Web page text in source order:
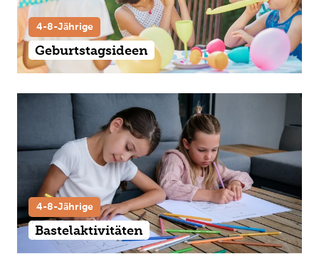
4-8-Jährige
Geburtstagsideen
4-8-Jährige
Bastelaktivitäten